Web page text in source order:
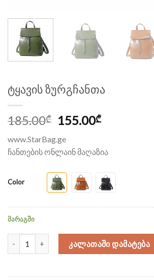
ტყავის ზურგჩანთა
185.00₾
Original
was:
185.00₾.
155.00₾Current
155.00₾.
www.StarBag.ge
ჩანთების ონლაინ მაღაზია
color
მარაგში
რაოდენობა: ტყავის ზურგჩანთაᲙᲐᲚᲐᲗᲐᲨᲘ ᲓᲐᲛᲐᲢᲔᲑᲐ